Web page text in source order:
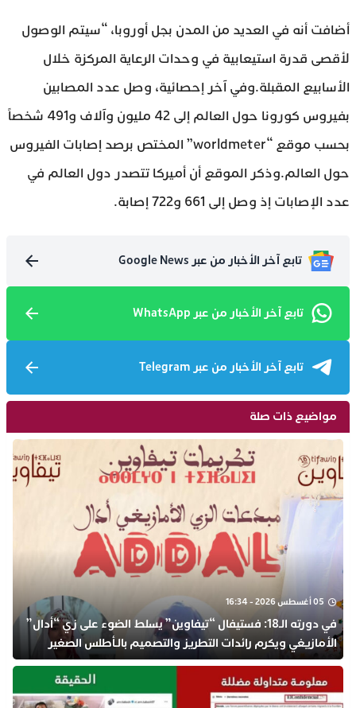
أضافت أنه في العديد من المدن بجل أوروبا، “سيتم الوصول
لأقصى قدرة استيعابية في وحدات الرعاية المركزة خلال
الأسابيع المقبلة.وفي آخر إحصائية، وصل عدد المصابين
بفيروس كورونا حول العالم إلى 42 مليون وآلاف و491 شخصاً
بحسب موقع “worldmeter” المختص برصد إصابات الفيروس
حول العالم.وذكر الموقع أن أميركا تتصدر دول العالم في
عدد الإصابات إذ وصل إلى 661 و722 إصابة.
تابع آخر الأخبار من عبر Google News
تابع آخر الأخبار من عبر WhatsApp
تابع آخر الأخبار من عبر Telegram
مواضيع ذات صلة
05 أغسطس 2026 - 16:34
في دورته الـ18: فستيفال “تيفاوين” يسلط الضوء على زي “أدال”
الأمازيغي ويكرم رائدات التطريز والتصميم بالـأطلس الصغير